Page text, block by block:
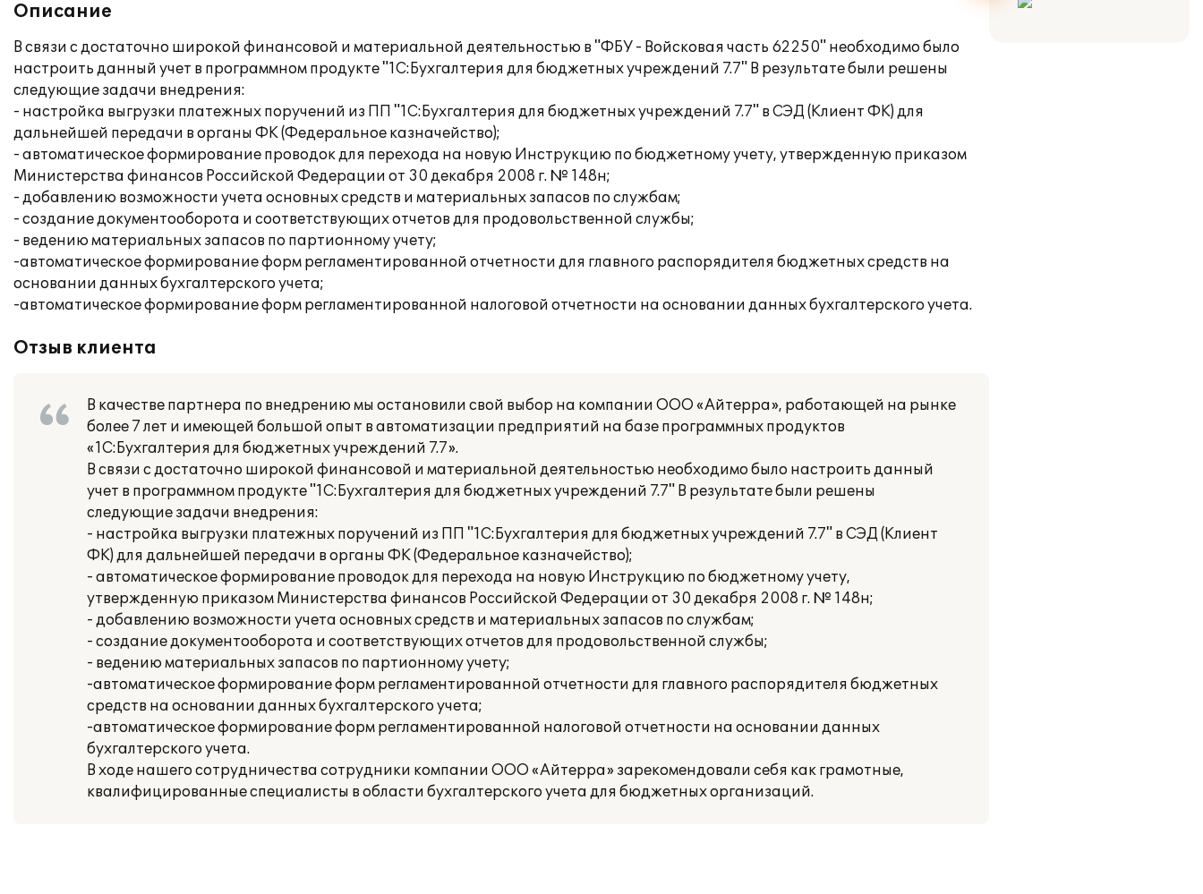
Описание
В связи с достаточно широкой финансовой и материальной деятельностью в "ФБУ - Войсковая часть 62250" необходимо было
настроить данный учет в программном продукте "1С:Бухгалтерия для бюджетных учреждений 7.7" В результате были решены
следующие задачи внедрения:
- настройка выгрузки платежных поручений из ПП "1С:Бухгалтерия для бюджетных учреждений 7.7" в СЭД (Клиент ФК) для
дальнейшей передачи в органы ФК (Федеральное казначейство);
- автоматическое формирование проводок для перехода на новую Инструкцию по бюджетному учету, утвержденную приказом
Министерства финансов Российской Федерации от 30 декабря 2008 г. № 148н;
- добавлению возможности учета основных средств и материальных запасов по службам;
- создание документооборота и соответствующих отчетов для продовольственной службы;
- ведению материальных запасов по партионному учету;
-автоматическое формирование форм регламентированной отчетности для главного распорядителя бюджетных средств на
основании данных бухгалтерского учета;
-автоматическое формирование форм регламентированной налоговой отчетности на основании данных бухгалтерского учета.
Отзыв клиента
В качестве партнера по внедрению мы остановили свой выбор на компании ООО «Айтерра», работающей на рынке
более 7 лет и имеющей большой опыт в автоматизации предприятий на базе программных продуктов
«1С:Бухгалтерия для бюджетных учреждений 7.7».
В связи с достаточно широкой финансовой и материальной деятельностью необходимо было настроить данный
учет в программном продукте "1С:Бухгалтерия для бюджетных учреждений 7.7" В результате были решены
следующие задачи внедрения:
- настройка выгрузки платежных поручений из ПП "1С:Бухгалтерия для бюджетных учреждений 7.7" в СЭД (Клиент
ФК) для дальнейшей передачи в органы ФК (Федеральное казначейство);
- автоматическое формирование проводок для перехода на новую Инструкцию по бюджетному учету,
утвержденную приказом Министерства финансов Российской Федерации от 30 декабря 2008 г. № 148н;
- добавлению возможности учета основных средств и материальных запасов по службам;
- создание документооборота и соответствующих отчетов для продовольственной службы;
- ведению материальных запасов по партионному учету;
-автоматическое формирование форм регламентированной отчетности для главного распорядителя бюджетных
средств на основании данных бухгалтерского учета;
-автоматическое формирование форм регламентированной налоговой отчетности на основании данных
бухгалтерского учета.
В ходе нашего сотрудничества сотрудники компании ООО «Айтерра» зарекомендовали себя как грамотные,
квалифицированные специалисты в области бухгалтерского учета для бюджетных организаций.